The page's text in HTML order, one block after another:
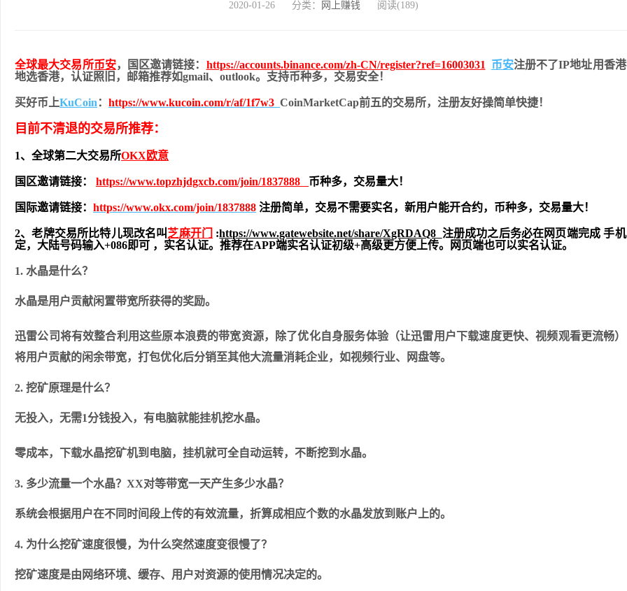
2020-01-26 分类： 网上赚钱 阅读(189)
全球最大交易所币安，国区邀请链接： https://accounts.binance.com/zh-CN/register?ref=16003031 币安注册不了IP地址用香
地选香港，认证照旧， 邮箱推荐如gmail、outlook。支持币种多，交易安全！
买好币上KuCoin ： https://www.kucoin.com/r/af/1f7w3 CoinMarketCap前五的交易所，注册友好操简单快捷！
目前不清退的交易所推荐：
1、全球第二大交易所OKX欧意
国区邀请链接： https://www.topzhjdgxcb.com/join/1837888 币种多，交易量大！
国际邀请链接： https://www.okx.com/join/1837888 注册简单，交易不需要实名，新用户能开合约， 币种多，交易量大！
2、老牌交易所比特儿现改名叫 芝麻开门 :https://www.gatewebsite.net/share/XgRDAQ8 注册成功之后务必在网页端完成 手
定，大陆号码输入+086即可 ，实名认证。推荐在APP端实名认证初级+高级更方便上传。网页端也可以实名认证。
1. 水晶是什么？
水晶是用户贡献闲置带宽所获得的奖励。
迅雷公司将有效整合利用这些原本浪费的带宽资源，除了优化自身服务体验（让迅雷用户下载速度更快、视频观看更流畅
将用户贡献的闲余带宽，打包优化后分销至其他大流量消耗企业，如视频行业、网盘等。
2. 挖矿原理是什么？
无投入，无需1分钱投入，有电脑就能挂机挖水晶。
零成本，下载水晶挖矿机到电脑，挂机就可全自动运转，不断挖到水晶。
3. 多少流量一个水晶？XX对等带宽一天产生多少水晶？
系统会根据用户在不同时间段上传的有效流量，折算成相应个数的水晶发放到账户上的。
4. 为什么挖矿速度很慢，为什么突然速度变很慢了？
挖矿速度是由网络环境、缓存、用户对资源的使用情况决定的。